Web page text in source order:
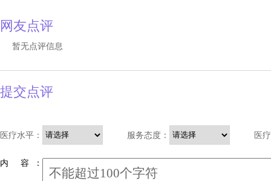
网友点评
暂无点评信息
提交点评
医疗水平： 服务态度： 医
内 容 ：